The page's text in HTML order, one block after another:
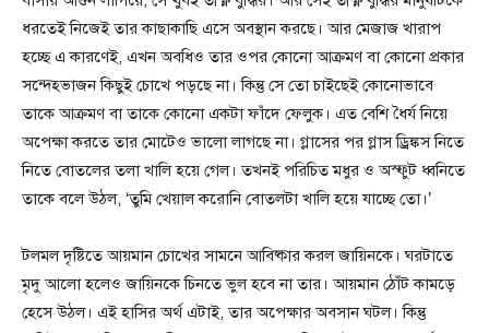
ধরতেই নিজেই তার কাছাকাছি এসে অবস্থান করছে। আর মেজাজ খারাপ
হচ্ছে এ কারণেই, এখন অবধিও তার ওপর কোনো আক্রমণ বা কোনো প্রকার
সন্দেহভাজন কিছুই চোখে পড়ছে না। কিন্তু সে তো চাইছেই কোনোভাবে
তাকে আক্রমণ বা তাকে কোনো একটা ফাঁদে ফেলুক। এত বেশি ধৈর্য নিয়ে
অপেক্ষা করতে তার মোটেও ভালো লাগছে না। গ্লাসের পর গ্লাস ড্রিঙ্কস নিতে
নিতে বোতলের তলা খালি হয়ে গেল। তখনই পরিচিত মধুর ও অস্ফুট ধ্বনিতে
তাকে বলে উঠল, ‘তুমি খেয়াল করোনি বোতলটা খালি হয়ে যাচ্ছে তো।’
টলমল দৃষ্টিতে আয়মান চোখের সামনে আবিষ্কার করল জায়িনকে। ঘরটাতে
মৃদু আলো হলেও জায়িনকে চিনতে ভুল হবে না তার। আয়মান ঠোঁট কামড়ে
হেসে উঠল। এই হাসির অর্থ এটাই, তার অপেক্ষার অবসান ঘটল। কিন্তু